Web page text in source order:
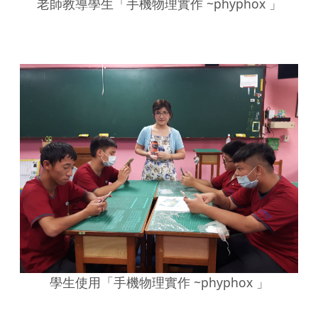
老師教導學生「手機物理實作 ~phyphox 」
學生使用「手機物理實作 ~phyphox 」